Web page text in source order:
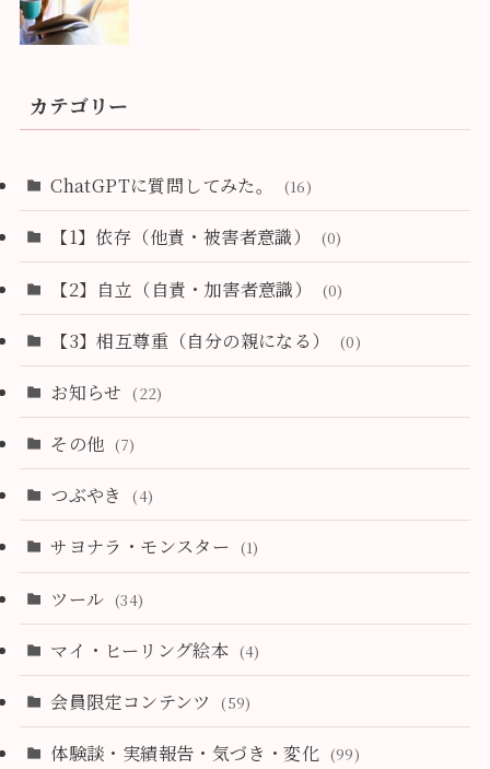
カテゴリー
ChatGPTに質問してみた。 (16)
【1】依存（他責・被害者意識） (0)
【2】自立（自責・加害者意識） (0)
【3】相互尊重（自分の親になる） (0)
お知らせ (22)
その他 (7)
つぶやき (4)
サヨナラ・モンスター (1)
ツール (34)
マイ・ヒーリング絵本 (4)
会員限定コンテンツ (59)
体験談・実績報告・気づき・変化 (99)